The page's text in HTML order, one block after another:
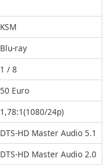
KSM
Blu-ray
1 / 8
50 Euro
1,78:1(1080/24p)
DTS-HD Master Audio 5.1
DTS-HD Master Audio 2.0